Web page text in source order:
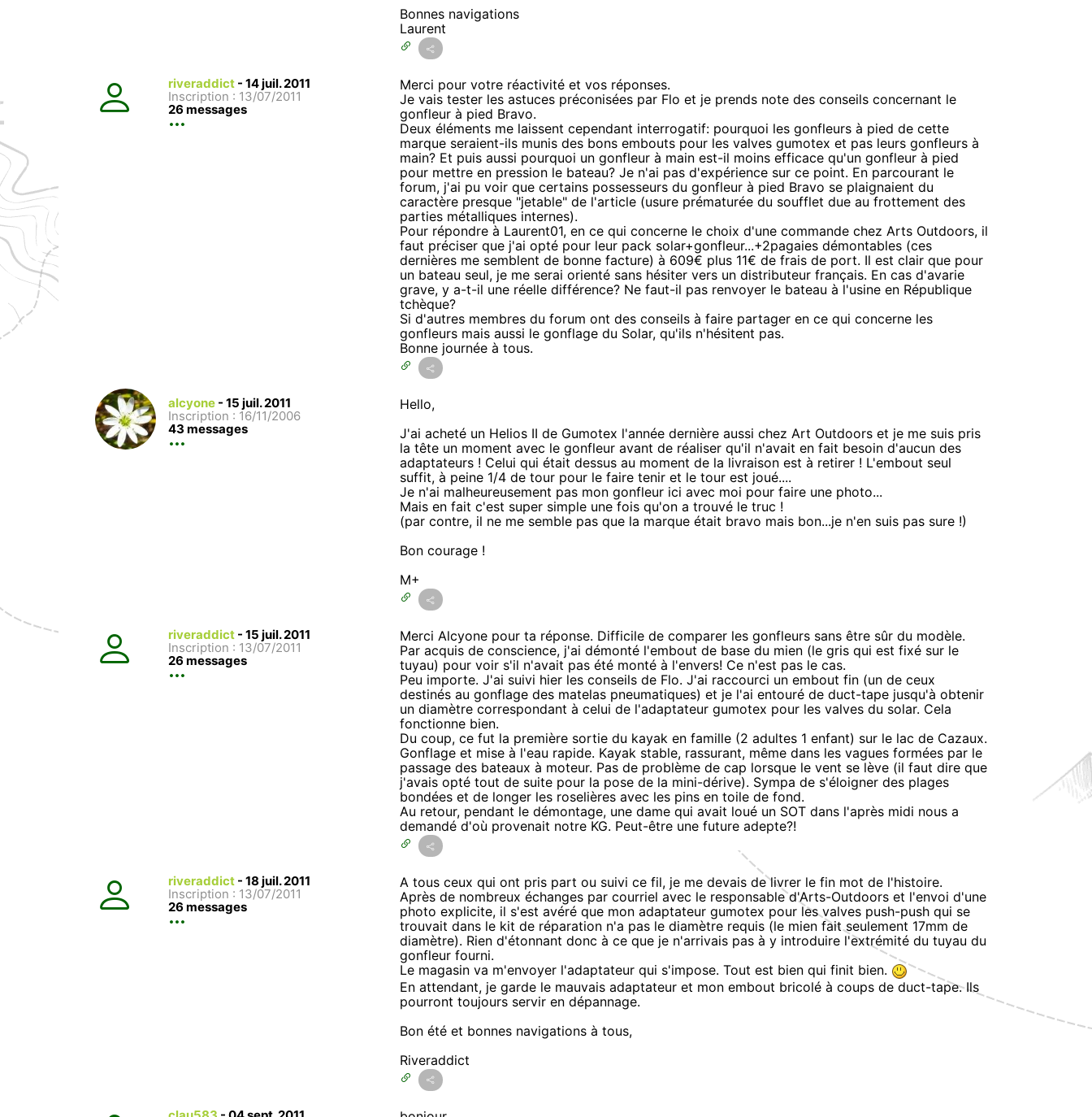
Bonnes navigations
Laurent
riveraddict - 14 juil. 2011
Inscription : 13/07/2011
26 messages
Merci pour votre réactivité et vos réponses.
Je vais tester les astuces préconisées par Flo et je prends note des conseils concernant le
gonfleur à pied Bravo.
Deux éléments me laissent cependant interrogatif: pourquoi les gonfleurs à pied de cette
marque seraient-ils munis des bons embouts pour les valves gumotex et pas leurs gonfleurs à
main? Et puis aussi pourquoi un gonfleur à main est-il moins efficace qu'un gonfleur à pied
pour mettre en pression le bateau? Je n'ai pas d'expérience sur ce point. En parcourant le
forum, j'ai pu voir que certains possesseurs du gonfleur à pied Bravo se plaignaient du
caractère presque "jetable" de l'article (usure prématurée du soufflet due au frottement des
parties métalliques internes).
Pour répondre à Laurent01, en ce qui concerne le choix d'une commande chez Arts Outdoors, il
faut préciser que j'ai opté pour leur pack solar+gonfleur...+2pagaies démontables (ces
dernières me semblent de bonne facture) à 609€ plus 11€ de frais de port. Il est clair que pour
un bateau seul, je me serai orienté sans hésiter vers un distributeur français. En cas d'avarie
grave, y a-t-il une réelle différence? Ne faut-il pas renvoyer le bateau à l'usine en République
tchèque?
Si d'autres membres du forum ont des conseils à faire partager en ce qui concerne les
gonfleurs mais aussi le gonflage du Solar, qu'ils n'hésitent pas.
Bonne journée à tous.
alcyone - 15 juil. 2011
Inscription : 16/11/2006
43 messages
Hello,
J'ai acheté un Helios II de Gumotex l'année dernière aussi chez Art Outdoors et je me suis pris
la tête un moment avec le gonfleur avant de réaliser qu'il n'avait en fait besoin d'aucun des
adaptateurs ! Celui qui était dessus au moment de la livraison est à retirer ! L'embout seul
suffit, à peine 1/4 de tour pour le faire tenir et le tour est joué....
Je n'ai malheureusement pas mon gonfleur ici avec moi pour faire une photo...
Mais en fait c'est super simple une fois qu'on a trouvé le truc !
(par contre, il ne me semble pas que la marque était bravo mais bon...je n'en suis pas sure !)
Bon courage !
M+
riveraddict - 15 juil. 2011
Inscription : 13/07/2011
26 messages
Merci Alcyone pour ta réponse. Difficile de comparer les gonfleurs sans être sûr du modèle.
Par acquis de conscience, j'ai démonté l'embout de base du mien (le gris qui est fixé sur le
tuyau) pour voir s'il n'avait pas été monté à l'envers! Ce n'est pas le cas.
Peu importe. J'ai suivi hier les conseils de Flo. J'ai raccourci un embout fin (un de ceux
destinés au gonflage des matelas pneumatiques) et je l'ai entouré de duct-tape jusqu'à obtenir
un diamètre correspondant à celui de l'adaptateur gumotex pour les valves du solar. Cela
fonctionne bien.
Du coup, ce fut la première sortie du kayak en famille (2 adultes 1 enfant) sur le lac de Cazaux.
Gonflage et mise à l'eau rapide. Kayak stable, rassurant, même dans les vagues formées par le
passage des bateaux à moteur. Pas de problème de cap lorsque le vent se lève (il faut dire que
j'avais opté tout de suite pour la pose de la mini-dérive). Sympa de s'éloigner des plages
bondées et de longer les roselières avec les pins en toile de fond.
Au retour, pendant le démontage, une dame qui avait loué un SOT dans l'après midi nous a
demandé d'où provenait notre KG. Peut-être une future adepte?!
riveraddict - 18 juil. 2011
Inscription : 13/07/2011
26 messages
A tous ceux qui ont pris part ou suivi ce fil, je me devais de livrer le fin mot de l'histoire.
Après de nombreux échanges par courriel avec le responsable d'Arts-Outdoors et l'envoi d'une
photo explicite, il s'est avéré que mon adaptateur gumotex pour les valves push-push qui se
trouvait dans le kit de réparation n'a pas le diamètre requis (le mien fait seulement 17mm de
diamètre). Rien d'étonnant donc à ce que je n'arrivais pas à y introduire l'extrémité du tuyau du
gonfleur fourni.
Le magasin va m'envoyer l'adaptateur qui s'impose. Tout est bien qui finit bien.
En attendant, je garde le mauvais adaptateur et mon embout bricolé à coups de duct-tape. Ils
pourront toujours servir en dépannage.
Bon été et bonnes navigations à tous,
Riveraddict